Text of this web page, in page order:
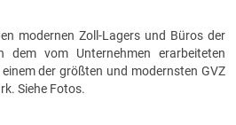
modernen Zoll-Lagers und Büros der
dem vom Unternehmen erarbeiteten
der größten und modernsten GVZ
Siehe Fotos.